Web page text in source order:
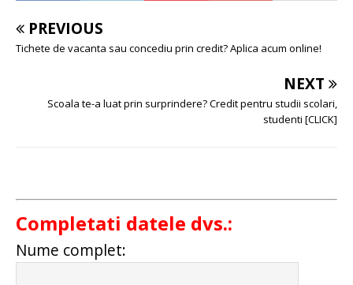
PREVIOUS
Tichete de vacanta sau concediu prin credit? Aplica acum online!
NEXT
Scoala te-a luat prin surprindere? Credit pentru studii scolari,
studenti [CLICK]
Completati datele dvs.:
Nume complet: